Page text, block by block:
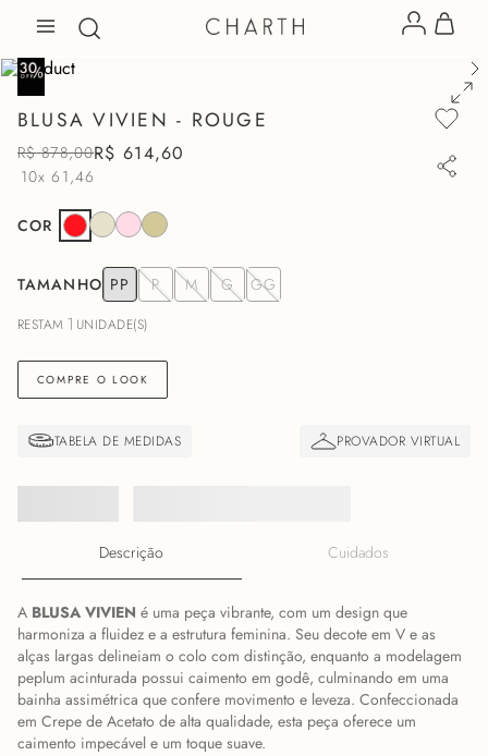
BLUSA VIVIEN - ROUGE
R$ 878,00R$ 614,60
10x61,46
COR
TAMANHO PP P M G GG
RESTAM 1 UNIDADE(S)
COMPRE O LOOK
Descrição Cuidados
A BLUSA VIVIEN é uma peça vibrante, com um design que
harmoniza a fluidez e a estrutura feminina. Seu decote em V e as
alças largas delineiam o colo com distinção, enquanto a modelagem
peplum acinturada possui caimento em godê, culminando em uma
bainha assimétrica que confere movimento e leveza. Confeccionada
em Crepe de Acetato de alta qualidade, esta peça oferece um
caimento impecável e um toque suave.